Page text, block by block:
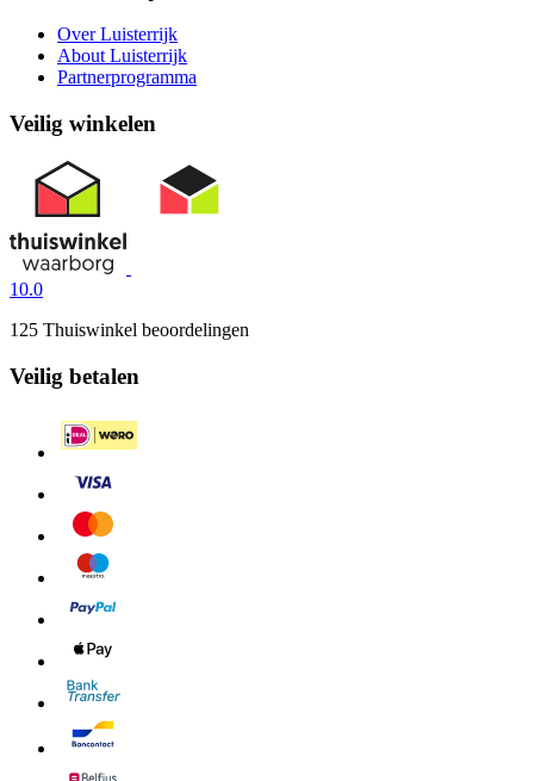
Over Luisterrijk
About Luisterrijk
Partnerprogramma
Veilig winkelen
10.0
125 Thuiswinkel beoordelingen
Veilig betalen